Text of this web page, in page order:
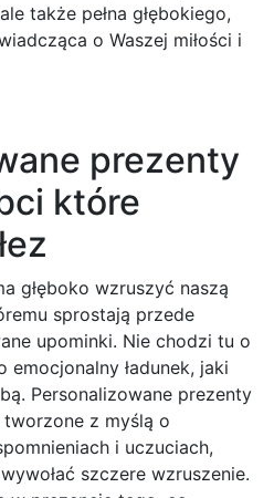
także pełna głębokiego,
o Waszej miłości i
prezenty
które
głęboko wzruszyć naszą
sprostają przede
upominki. Nie chodzi tu o
ładunek, jaki
Personalizowane prezenty
z myślą o
i uczuciach,
szczere wzruszenie.